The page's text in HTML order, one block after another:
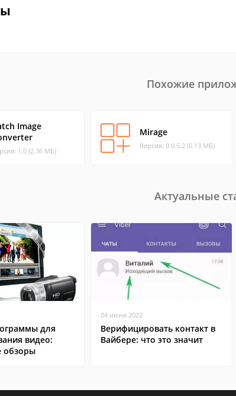
Похожие
Image
1.0 (2.36 МБ)
Mirage
Версия: 0.9.5.2 (0.13 МБ)
Актуальные
для
видео:
обзоры
04 июня 2022
Верифицировать контакт в
Вайбере: что это значит